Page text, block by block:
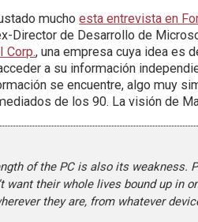
muchoesta entrevista en
Director de Desarrollo de
Corp., una empresa cuya idea es
a su información
se encuentre, algo muy
de los 90. La visión de
of the PC is also its weakness.
want their whole lives bound up in
they are, from whatever